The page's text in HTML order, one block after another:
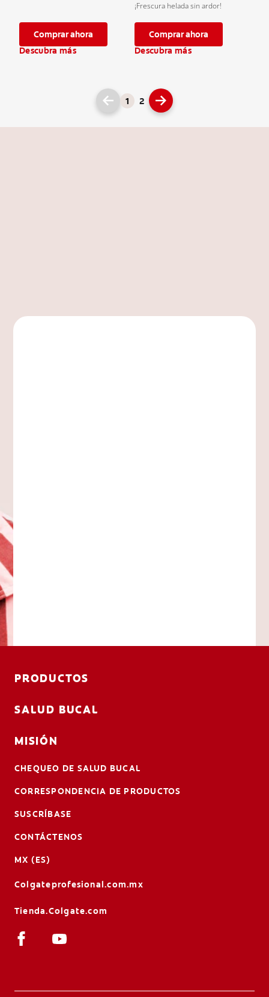
Comprar ahora
Descubra más
¡Frescura helada sin ardor!
Comprar ahora
Descubra más
1 2
PRODUCTOS
SALUD BUCAL
MISIÓN
CHEQUEO DE SALUD BUCAL
CORRESPONDENCIA DE PRODUCTOS
SUSCRÍBASE
CONTÁCTENOS
MX (ES)
Colgateprofesional.com.mx
Tienda.Colgate.com